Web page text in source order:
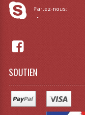
TARIF
Parlez-nous:
-
SOUTIEN